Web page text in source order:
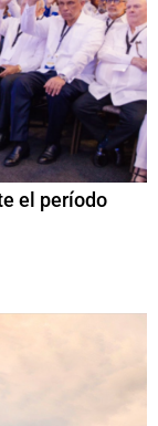
el período